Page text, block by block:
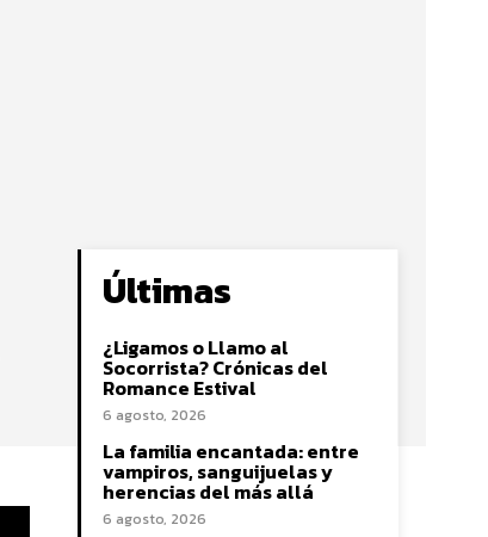
Últimas
¿Ligamos o Llamo al
Socorrista? Crónicas del
Romance Estival
6 agosto, 2026
La familia encantada: entre
vampiros, sanguijuelas y
herencias del más allá
6 agosto, 2026